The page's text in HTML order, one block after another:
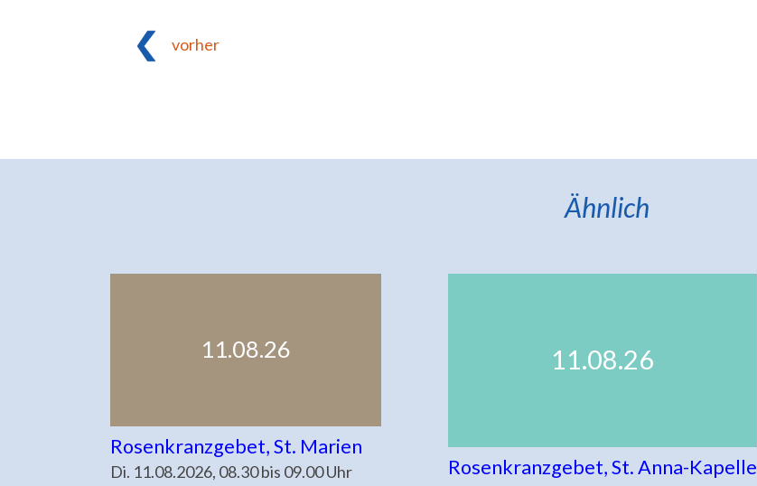
vorher
Ähnlich
11.08.26
Rosenkranzgebet, St. Marien
Di. 11.08.2026, 08.30 bis 09.00 Uhr
11.08.26
Rosenkranzgebet, St. Anna-Kapelle